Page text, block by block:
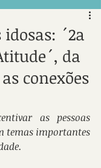
idosas: ´2a
da
conexões
as pessoas
temas importantes